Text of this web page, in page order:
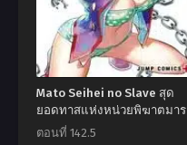
Mato Seihei no Slave สุด
ยอดทาสแห่งหน่วยพิฆาตมาร
ตอนที่ 142.5